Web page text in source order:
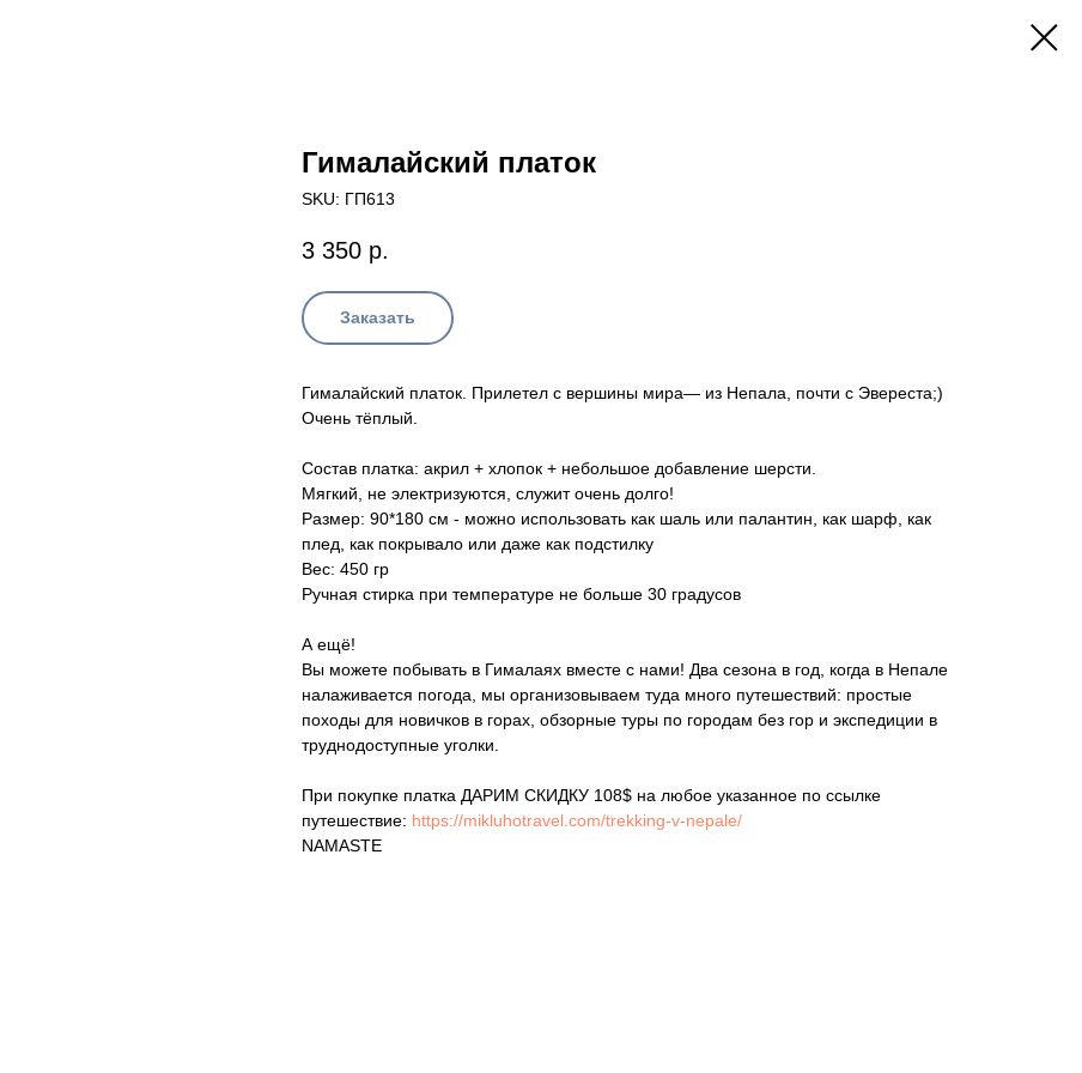
Гималайский платок
SKU: ГП613
3 350 р.
Заказать
Гималайский платок. Прилетел с вершины мира— из Непала, почти с Эвереста;)
Очень тёплый.
Состав платка: акрил + хлопок + небольшое добавление шерсти.
Мягкий, не электризуются, служит очень долго!
Размер: 90*180 см - можно использовать как шаль или палантин, как шарф, как
плед, как покрывало или даже как подстилку
Вес: 450 гр
Ручная стирка при температуре не больше 30 градусов
А ещё!
Вы можете побывать в Гималаях вместе с нами! Два сезона в год, когда в Непале
налаживается погода, мы организовываем туда много путешествий: простые
походы для новичков в горах, обзорные туры по городам без гор и экспедиции в
труднодоступные уголки.
При покупке платка ДАРИМ СКИДКУ 108$ на любое указанное по ссылке
путешествие: https://mikluhotravel.com/trekking-v-nepale/
NAMASTE